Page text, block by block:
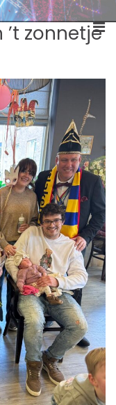
Dreumel
zonnetje